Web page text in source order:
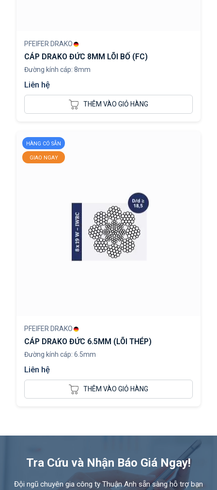
PFEIFER DRAKO
CÁP DRAKO ĐỨC 8MM LÕI BỐ (FC)
Đường kính cáp: 8mm
Liên hệ
THÊM VÀO GIỎ HÀNG
HÀNG CÓ SẴN
GIAO NGAY
PFEIFER DRAKO
CÁP DRAKO ĐỨC 6.5MM (LÕI THÉP)
Đường kính cáp: 6.5mm
Liên hệ
THÊM VÀO GIỎ HÀNG
Tra Cứu và Nhận Báo Giá Ngay!
Đội ngũ chuyên gia công ty Thuận Anh sẵn sàng hỗ trợ bạn